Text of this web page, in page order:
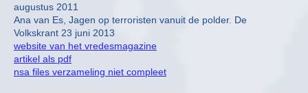
augustus 2011
Ana van Es, Jagen op terroristen vanuit de polder. De
Volkskrant 23 juni 2013
website van het vredesmagazine
artikel als pdf
nsa files verzameling niet compleet